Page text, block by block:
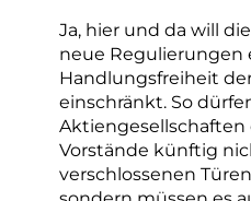
Ja, hier und da will
neue Regulierungen
Handlungsfreiheit
einschränkt. So
Aktiengesellschaften
Vorstände künftig
verschlossenen